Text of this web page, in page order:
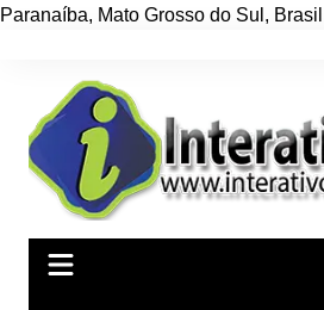
Paranaíba, Mato Grosso do Sul , Brasil
conteúdo